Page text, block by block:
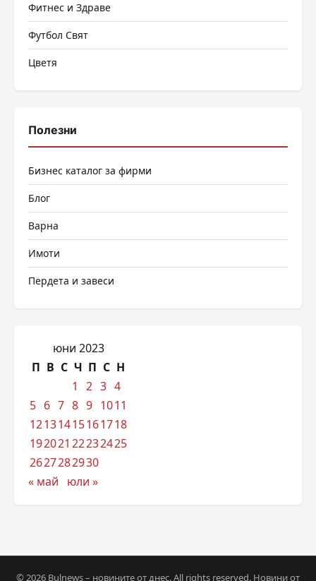
Фитнес и Здраве
Футбол Свят
Цветя
Полезни
Бизнес каталог за фирми
Блог
Варна
Имоти
Пердета и завеси
юни 2023
П В С Ч П С Н
1
2 3 4
5 6 7 8 9 1011
12131415161718
192021 22232425
2627282930
« май
юли »
© 2026 Bulnews – новините от днес. All rights reserved. Новини от